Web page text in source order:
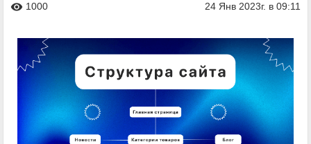
visibility 1000 24 Янв 2023г. в 09:11